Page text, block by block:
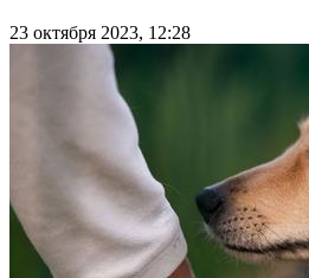
23 октября 2023, 12:28